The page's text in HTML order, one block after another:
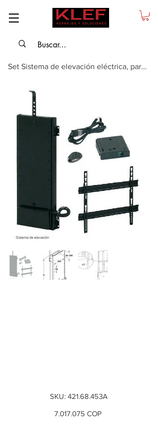
Set Sistema de elevación eléctrica, para levantar y bajar pantallas planas, p...
SKU:
SKU
421.68.453A
421.68.453A
Precio
7.017.075 COP